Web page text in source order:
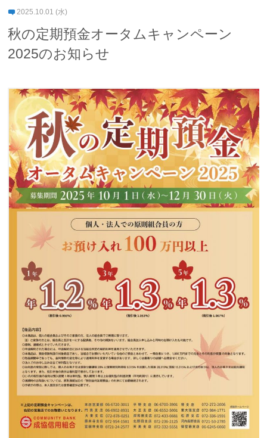
カードに関する注意・緊急連絡先
金融円滑化への取組み
採用情報
成協インターネットバンキングサービス
成協ビジネスバンキングサービス
でんさいネット
ローンシミュレーション
サイトマップ
金融商品に係る勧誘方針
個人情報保護方針
特定個人情報基本方針
マネー・ローンダリング、テロ資金供与及び拡散金融対策
に係る基本方針
2025.10.01 (水)
秋の定期預金オータムキャンペーン
2025のお知らせ